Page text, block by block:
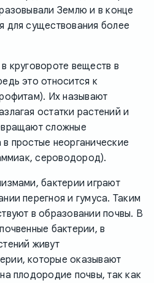
Землю и в конце
для существования более
круговороте веществ в
это относится к
Их называют
остатки растений и
сложные
простые неорганические
сероводород).
бактерии играют
перегноя и гумуса. Таким
в образовании почвы. В
бактерии, в
живут
которые оказывают
плодородие почвы, так как